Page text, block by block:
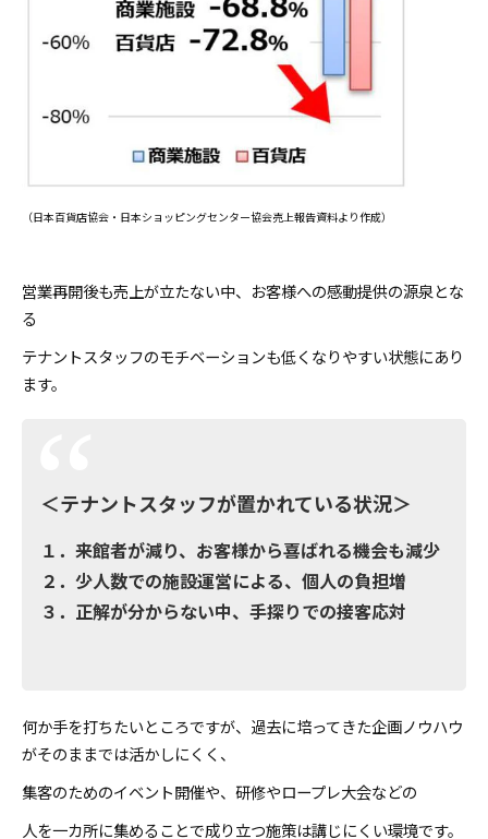
（日本百貨店協会・日本ショッピングセンター協会売上報告資料より作成）
営業再開後も売上が立たない中、お客様への感動提供の源泉とな
る
テナントスタッフのモチベーションも低くなりやすい状態にあり
ます。
＜テナントスタッフが置かれている状況＞
１．来館者が減り、お客様から喜ばれる機会も減少
２．少人数での施設運営による、個人の負担増
３．正解が分からない中、手探りでの接客応対
何か手を打ちたいところですが、過去に培ってきた企画ノウハウ
がそのままでは活かしにくく、
集客のためのイベント開催や、研修やロープレ大会などの
人を一カ所に集めることで成り立つ施策は講じにくい環境です。